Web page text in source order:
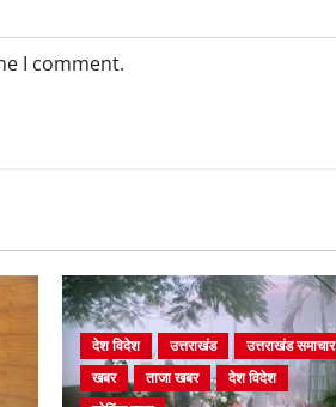
I comment.
देश विदेश उत्तराखंड
उत्तराखंड समाचार
खबर
ताजा खबर
देश विदेश